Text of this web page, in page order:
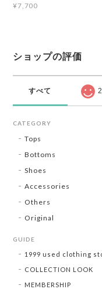
¥7,700
ショップの評価
すべて
CATEGORY
Tops
Bottoms
Shoes
Accessories
Others
Original
GUIDE
1999 used clothing
COLLECTION LOOK
MEMBERSHIP